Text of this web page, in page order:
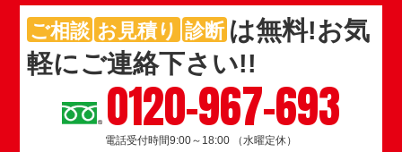
ご相談 お見積り 診断 は無料!お気
軽にご連絡下さい!!
0120-967-693
電話受付時間9:00～18:00 （水曜定休）